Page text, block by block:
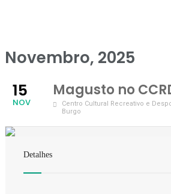
Novembro, 2025
15
NOV
Magusto no
Centro Cultural Recreativo e
Burgo
Detalhes